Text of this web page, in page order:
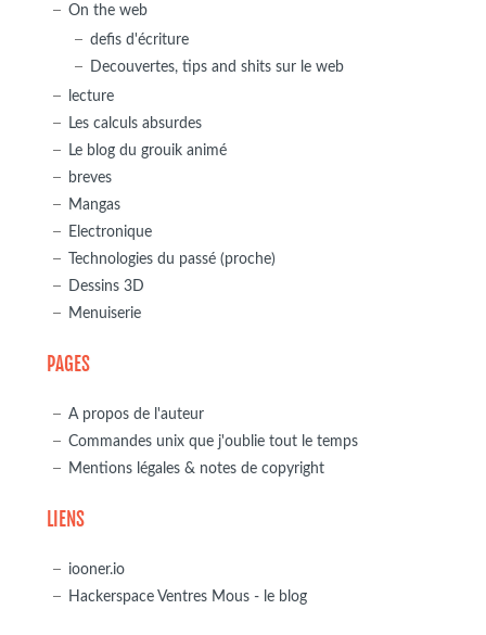
On the web
defis d'écriture
Decouvertes, tips and shits sur le web
lecture
Les calculs absurdes
Le blog du grouik animé
breves
Mangas
Electronique
Technologies du passé (proche)
Dessins 3D
Menuiserie
PAGES
A propos de l'auteur
Commandes unix que j'oublie tout le temps
Mentions légales & notes de copyright
LIENS
iooner.io
Hackerspace Ventres Mous - le blog